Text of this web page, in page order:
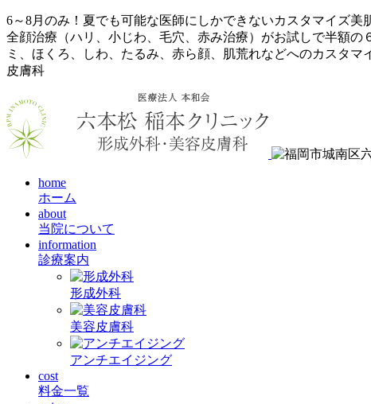
6～8月のみ！夏でも可能な医師にしかできないカスタマイズ
全顔治療（ハリ、小じわ、毛穴、赤み治療）がお試しで半額
ミ、ほくろ、しわ、たるみ、赤ら顔、肌荒れなどへのカスタ
皮膚科
home
ホーム
about
当院について
information
診療案内
形成外科
美容皮膚科
アンチエイジング
cost
料金一覧